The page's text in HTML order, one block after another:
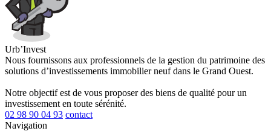
Urb’Invest
Nous fournissons aux professionnels de la gestion du patrimoine des
solutions d’investissements immobilier neuf dans le Grand Ouest.
Notre objectif est de vous proposer des biens de qualité pour un
investissement en toute sérénité.
02 98 90 04 93 contact
Navigation